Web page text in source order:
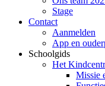
Stage
Contact
Aanmelden
App en
Schoolgids
Het
Missie